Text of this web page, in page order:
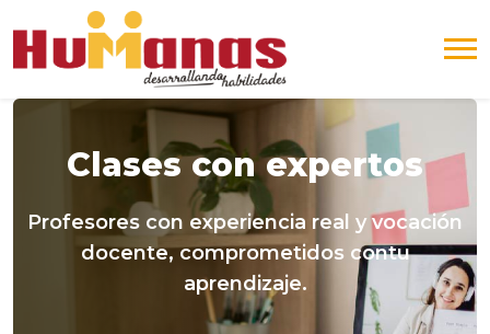
Skip [Edoo] Banner Slider
Clases con expertos
Profesores con experiencia real y vocación
docente, comprometidos contu
aprendizaje.